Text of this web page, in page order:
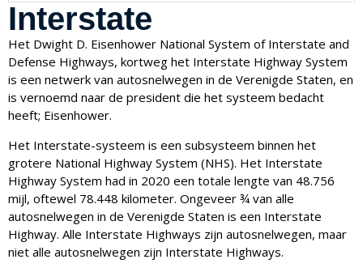
Interstate
Het Dwight D. Eisenhower National System of Interstate and
Defense Highways, kortweg het Interstate Highway System
is een netwerk van autosnelwegen in de Verenigde Staten, en
is vernoemd naar de president die het systeem bedacht
heeft; Eisenhower.
Het Interstate-systeem is een subsysteem binnen het
grotere National Highway System (NHS). Het Interstate
Highway System had in 2020 een totale lengte van 48.756
mijl, oftewel 78.448 kilometer. Ongeveer ¾ van alle
autosnelwegen in de Verenigde Staten is een Interstate
Highway. Alle Interstate Highways zijn autosnelwegen, maar
niet alle autosnelwegen zijn Interstate Highways.